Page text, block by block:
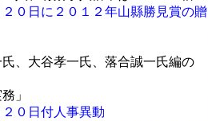
２０日に２０１２年山縣勝見賞の贈
、大谷孝一氏、落合誠一氏編の
」
２０日付人事異動